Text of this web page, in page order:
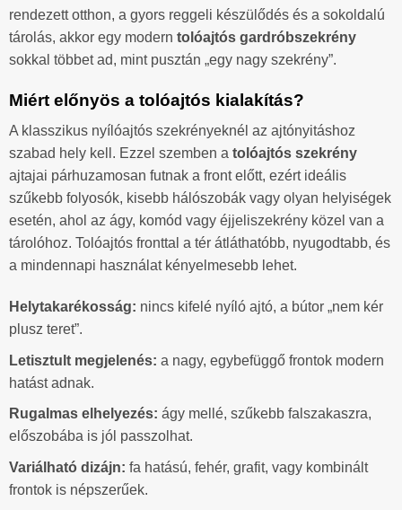
rendezett otthon, a gyors reggeli készülődés és a sokoldalú
tárolás, akkor egy modern tolóajtós gardróbszekrény
sokkal többet ad, mint pusztán „egy nagy szekrény”.
Miért előnyös a tolóajtós kialakítás?
A klasszikus nyílóajtós szekrényeknél az ajtónyitáshoz
szabad hely kell. Ezzel szemben a tolóajtós szekrény
ajtajai párhuzamosan futnak a front előtt, ezért ideális
szűkebb folyosók, kisebb hálószobák vagy olyan helyiségek
esetén, ahol az ágy, komód vagy éjjeliszekrény közel van a
tárolóhoz. Tolóajtós fronttal a tér átláthatóbb, nyugodtabb, és
a mindennapi használat kényelmesebb lehet.
Helytakarékosság: nincs kifelé nyíló ajtó, a bútor „nem kér
plusz teret”.
Letisztult megjelenés: a nagy, egybefüggő frontok modern
hatást adnak.
Rugalmas elhelyezés: ágy mellé, szűkebb falszakaszra,
előszobába is jól passzolhat.
Variálható dizájn: fa hatású, fehér, grafit, vagy kombinált
frontok is népszerűek.